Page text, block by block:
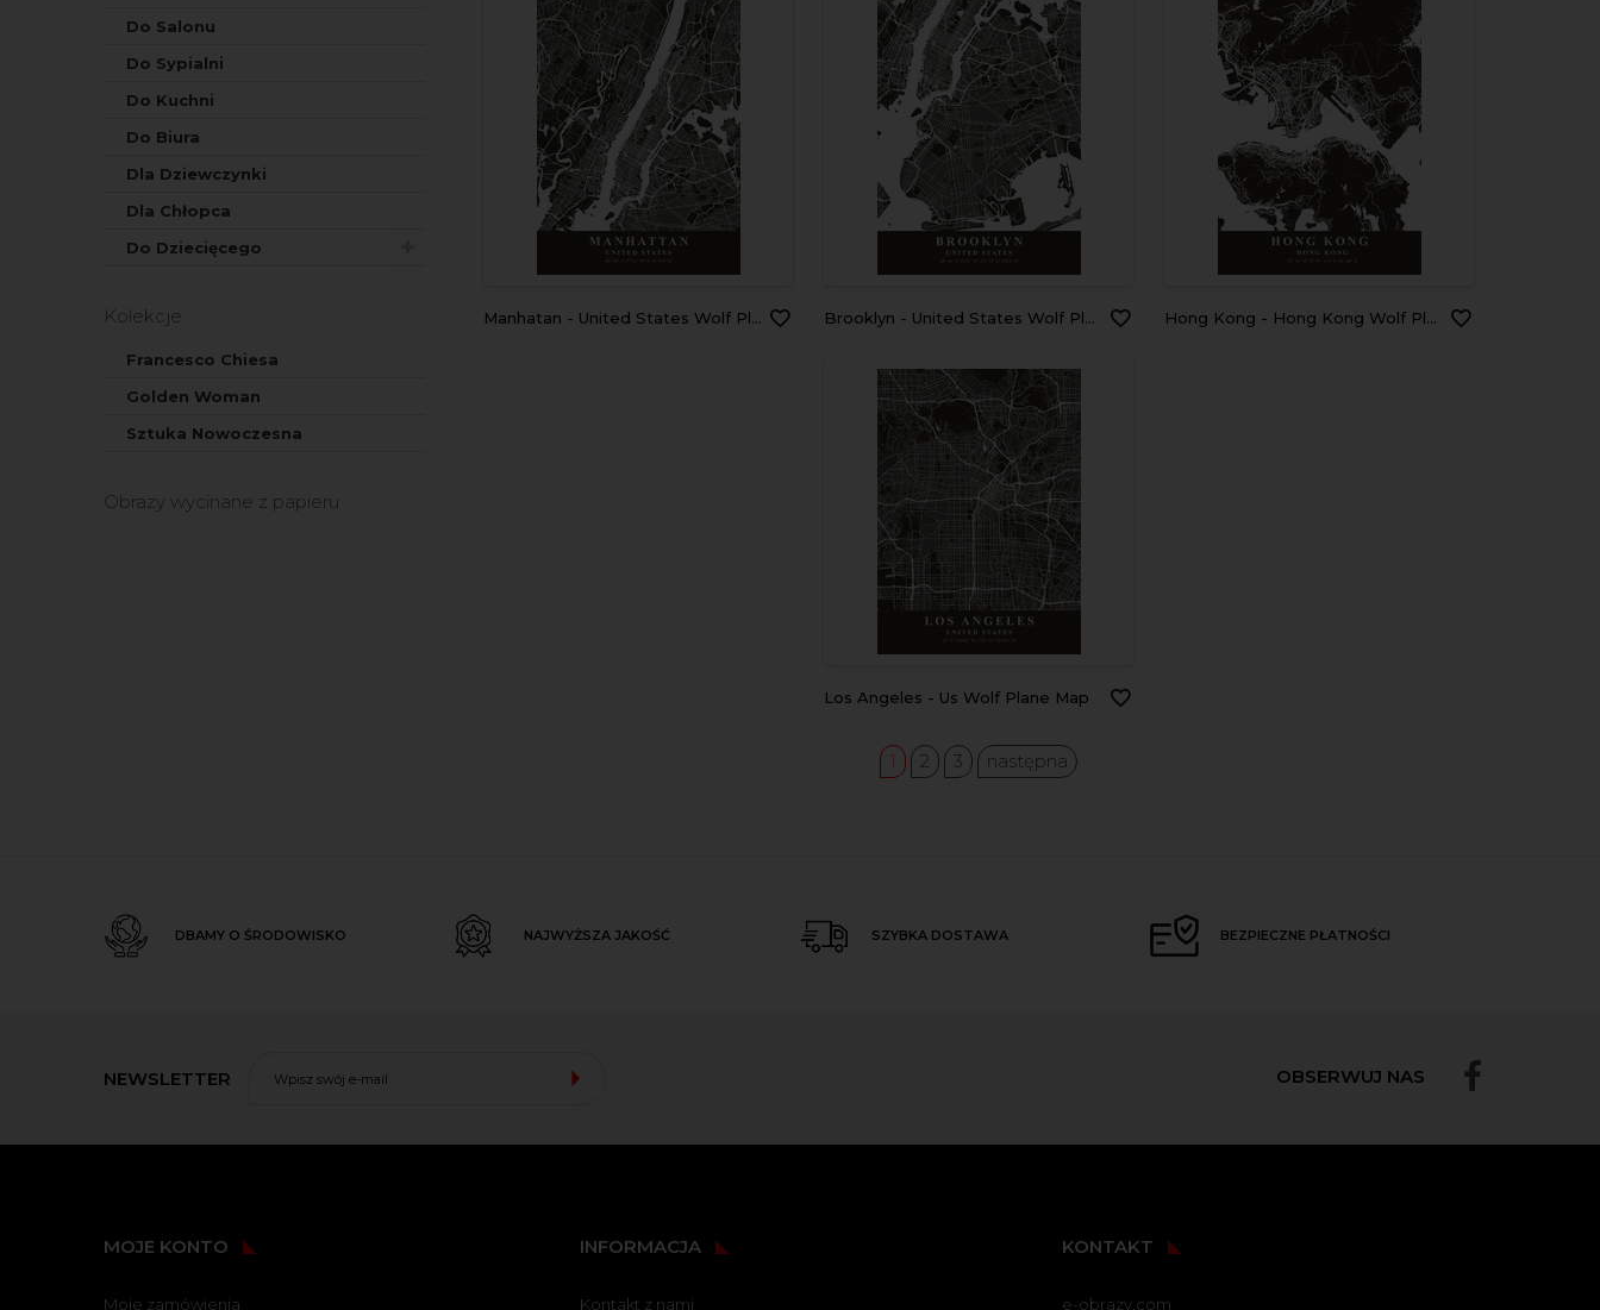
Do Salonu
Do Sypialni
Do Kuchni
Do Biura
Dla Dziewczynki
Dla Chłopca
Do Dziecięcego
Kolekcje
Francesco Chiesa
Golden Woman
Sztuka Nowoczesna
Obrazy wycinane z papieru
Manhatan - United States Wolf Plane Map Brooklyn - United States Wolf Plane Map Hong Kong - Hong Kong Wolf Plane Map
Los Angeles - Us Wolf Plane Map
1 2 3 następna
DBAMY O ŚRODOWISKO NAJWYŻSZA JAKOŚĆ SZYBKA DOSTAWA BEZPIECZNE PŁATNOŚCI
NEWSLETTER OBSERWUJ NAS
MOJE KONTO
Moje zamówienia
INFORMACJA
Kontakt z nami
KONTAKT
e-obrazy.com